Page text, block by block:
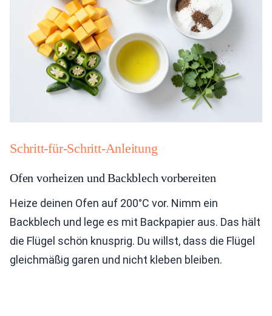
Schritt-für-Schritt-Anleitung
Ofen vorheizen und Backblech vorbereiten
Heize deinen Ofen auf 200°C vor. Nimm ein
Backblech und lege es mit Backpapier aus. Das hält
die Flügel schön knusprig. Du willst, dass die Flügel
gleichmäßig garen und nicht kleben bleiben.